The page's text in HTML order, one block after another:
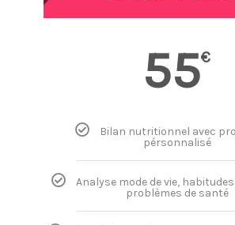
55€
Bilan nutritionnel avec
pérsonnalisé
Analyse mode de vie,
problèmes de santé